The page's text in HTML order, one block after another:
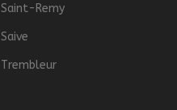
Saint-Remy
Saive
Trembleur